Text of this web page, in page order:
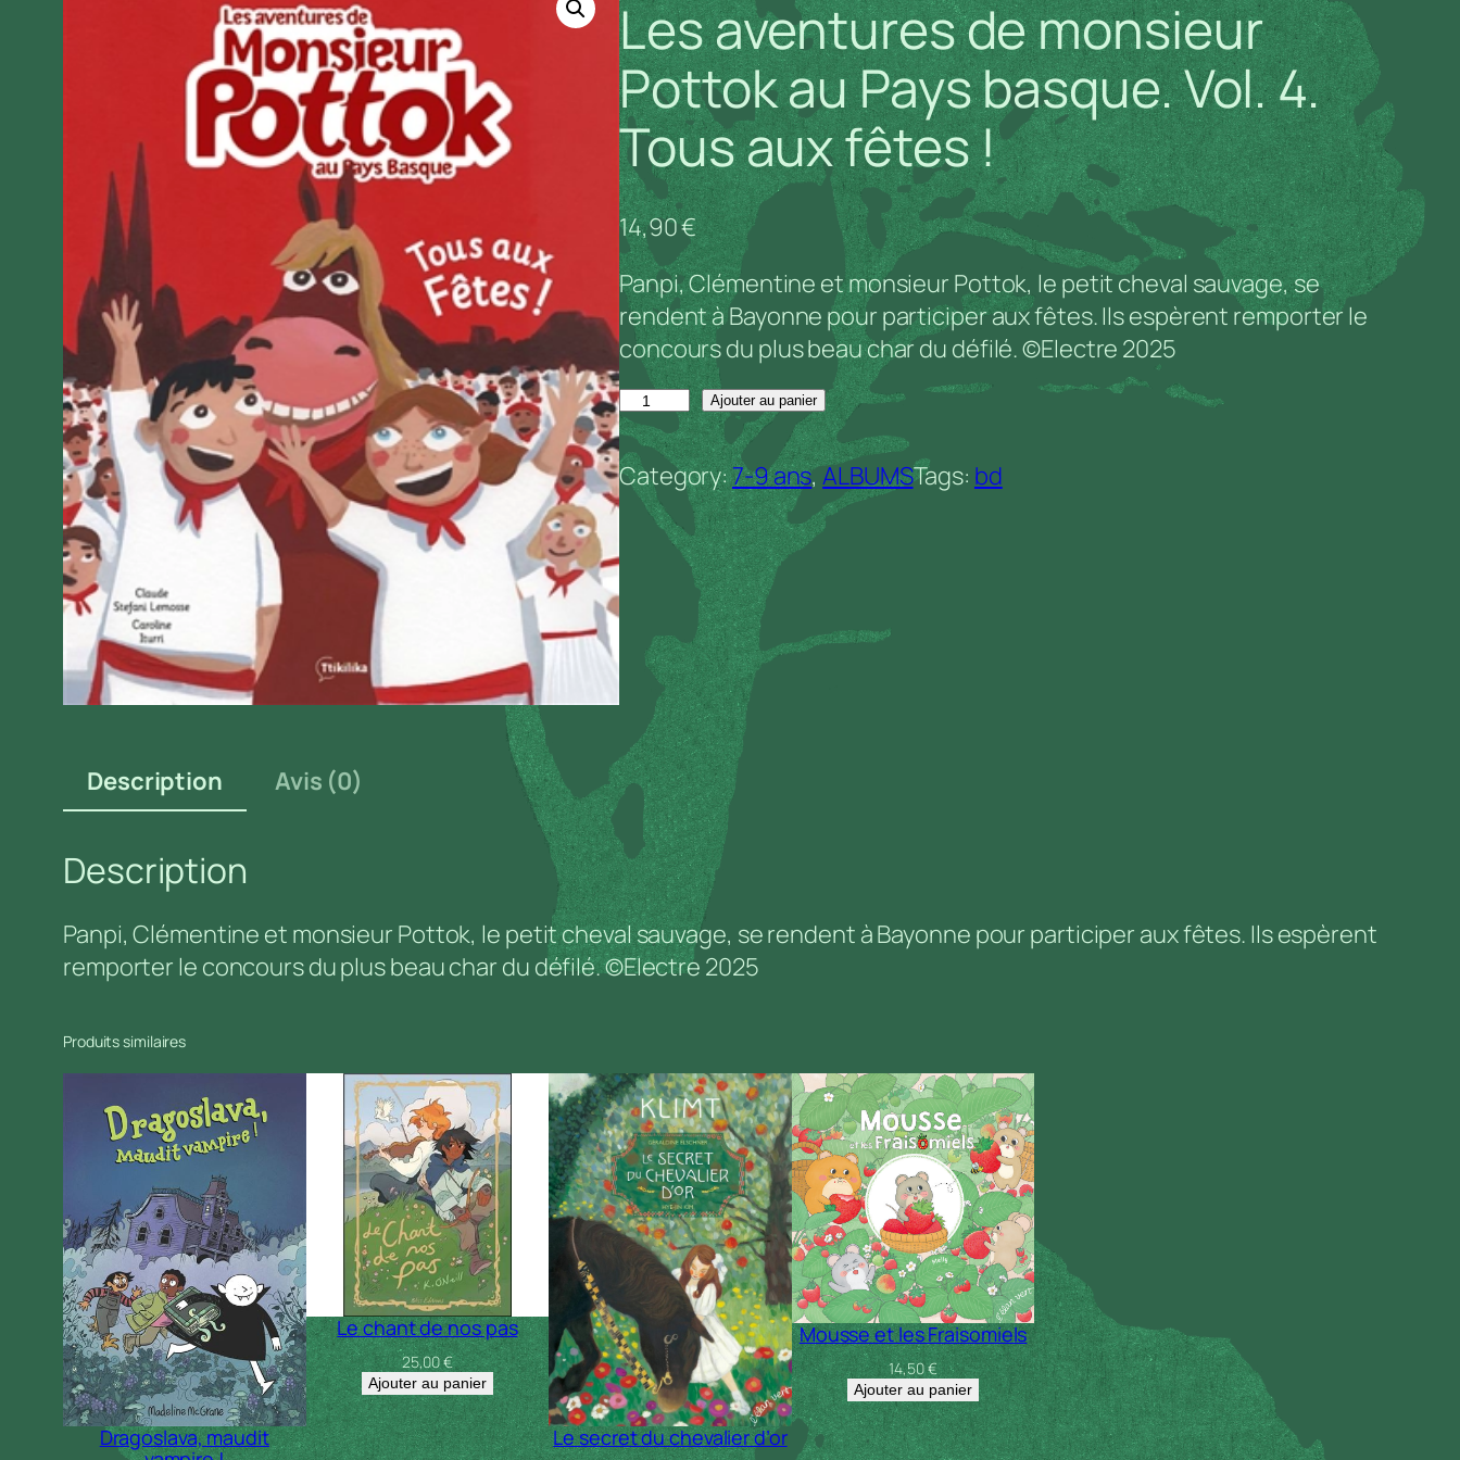
Les aventures de monsieur
Pottok au Pays basque. Vol. 4.
Tous aux fêtes !
14,90€
Panpi, Clémentine et monsieur Pottok, le petit cheval sauvage, se
rendent à Bayonne pour participer aux fêtes. Ils espèrent remporter le
concours du plus beau char du défilé. ©Electre 2025
q
u
a
n
i
t
e
e
s
v
e
n
t
s
d
e
m
o
n
s
i
e
u
r
P
Ajouter au panier
Category:7-9 ans, ALBUMSTags: bd
Description Avis (0)
Description
Panpi, Clémentine et monsieur Pottok, le petit cheval sauvage, se rendent à Bayonne pour participer aux fêtes. Ils espèrent
remporter le concours du plus beau char du défilé. ©Electre 2025
Produits similaires
Dragoslava, maudit
Le chant de nos pas
25,00€
Ajouter au panier
Le secret du chevalier d’or
Mousse et les Fraisomiels
14,50€
Ajouter au panier